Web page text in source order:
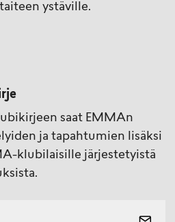
ystäville.
saat EMMAn
ja tapahtumien lisäksi
klubilaisille järjestetyistä